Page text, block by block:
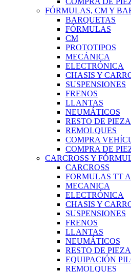
FÓRMULAS, CM Y
BARQUETAS
FÓRMULAS
CM
PROTOTIPOS
MECÁNICA
ELECTRÓNICA
CHASIS Y
SUSPENSIONES
FRENOS
LLANTAS
NEUMÁTICOS
RESTO DE
REMOLQUES
COMPRA
COMPRA DE
CARCROSS Y
CARCROSS
FORMULAS TT
MECANICA
ELECTRÓNICA
CHASIS Y
SUSPENSIONES
FRENOS
LLANTAS
NEUMÁTICOS
RESTO DE
EQUIPACIÓN
REMOLQUES